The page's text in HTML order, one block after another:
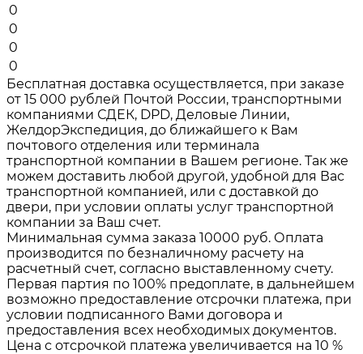
0
0
0
0
Бесплатная доставка осуществляется, при заказе
от 15 000 рублей Почтой России, транспортными
компаниями СДЕК, DPD, Деловые Линии,
ЖелдорЭкспедиция, до ближайшего к Вам
почтового отделения или терминала
транспортной компании в Вашем регионе. Так же
можем доставить любой другой, удобной для Вас
транспортной компанией, или с доставкой до
двери, при условии оплаты услуг транспортной
компании за Ваш счет.
Минимальная сумма заказа 10000 руб. Оплата
производится по безналичному расчету на
расчетный счет, согласно выставленному счету.
Первая партия по 100% предоплате, в дальнейшем
возможно предоставление отсрочки платежа, при
условии подписанного Вами договора и
предоставления всех необходимых документов.
Цена с отсрочкой платежа увеличивается на 10 %